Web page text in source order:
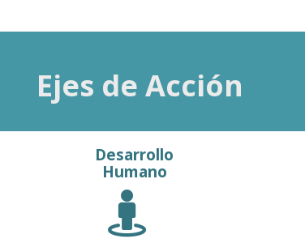
Ejes de Acción

Desarrollo
Humano